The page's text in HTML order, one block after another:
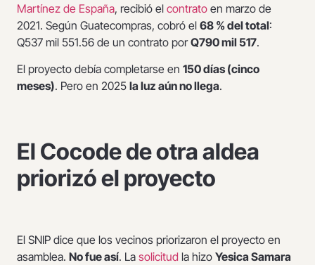
Martínez de España, recibió el contrato en marzo de
2021. Según Guatecompras, cobró el 68 % del total:
Q537 mil 551.56 de un contrato porQ790 mil 517.
El proyecto debía completarse en 150 días (cinco
meses). Pero en 2025 la luz aún no llega.
El Cocode de otra aldea
priorizó el proyecto
El SNIP dice que los vecinos priorizaron el proyecto en
asamblea. No fue así. La solicitud la hizo Yesica Samara